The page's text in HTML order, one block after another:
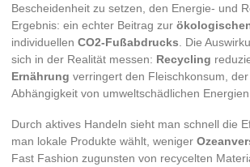
Bescheidenheit zu setzen, den Energie- und
Ergebnis: ein echter Beitrag zur
individuellen CO2-Fußabdrucks . Die
sich in der Realität messen: Recycling
Ernährung verringert den Fleischkonsum,
Abhängigkeit von umweltschädlichen Energien.
Durch aktives Handeln sieht man schnell die
man lokale Produkte wählt, weniger
Fast Fashion zugunsten von recycelten